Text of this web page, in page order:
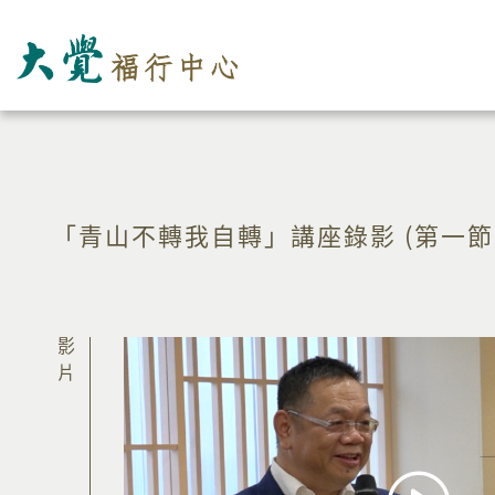
「青山不轉我自轉」講座錄影 (第一
影片